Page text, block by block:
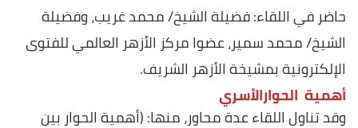
حاضر في اللقاء: فضيلة الشيخ/ محمد غريب، وفضيلة
الشيخ/ محمد سمير، عضوا مركز الأزهر العالمي للفتوى
الإلكترونية بمشيخة الأزهر الشريف.
أهمية الحوارالأسري
وقد تناول اللقاء عدة محاور، منها: (أهمية الحوار بين